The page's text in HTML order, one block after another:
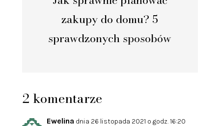
zakupy do domu? 5
sprawdzonych sposobów
2 komentarze
Ewelina dnia 26 listopada 2021 o godz. 16:20